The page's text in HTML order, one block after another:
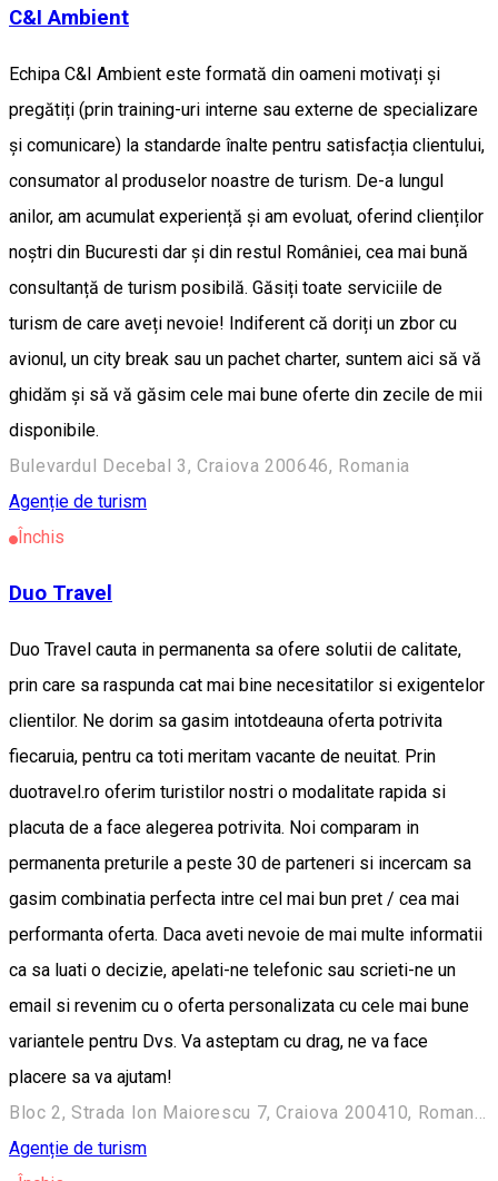
C&I Ambient
Echipa C&I Ambient este formată din oameni motivați și
pregătiți (prin training-uri interne sau externe de specializare
și comunicare) la standarde înalte pentru satisfacția clientului,
consumator al produselor noastre de turism. De-a lungul
anilor, am acumulat experiență și am evoluat, oferind clienților
noștri din Bucuresti dar și din restul României, cea mai bună
consultanță de turism posibilă. Găsiți toate serviciile de
turism de care aveți nevoie! Indiferent că doriți un zbor cu
avionul, un city break sau un pachet charter, suntem aici să vă
ghidăm și să vă găsim cele mai bune oferte din zecile de mii
disponibile.
Bulevardul Decebal 3, Craiova 200646, Romania
Agenție de turism
Închis
Duo Travel
Duo Travel cauta in permanenta sa ofere solutii de calitate,
prin care sa raspunda cat mai bine necesitatilor si exigentelor
clientilor. Ne dorim sa gasim intotdeauna oferta potrivita
fiecaruia, pentru ca toti meritam vacante de neuitat. Prin
duotravel.ro oferim turistilor nostri o modalitate rapida si
placuta de a face alegerea potrivita. Noi comparam in
permanenta preturile a peste 30 de parteneri si incercam sa
gasim combinatia perfecta intre cel mai bun pret / cea mai
performanta oferta. Daca aveti nevoie de mai multe informatii
ca sa luati o decizie, apelati-ne telefonic sau scrieti-ne un
email si revenim cu o oferta personalizata cu cele mai bune
variantele pentru Dvs. Va asteptam cu drag, ne va face
placere sa va ajutam!
Bloc 2, Strada Ion Maiorescu 7, Craiova 200410, Romania
Agenție de turism